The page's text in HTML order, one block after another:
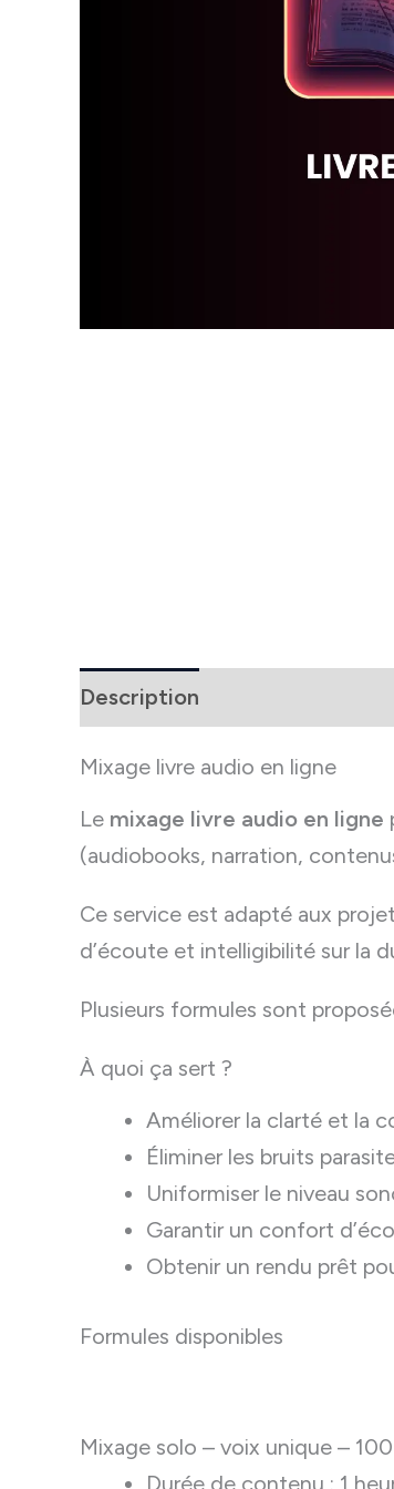
Description
Mixage livre audio en ligne
Le mixage livre audio en ligne
(audiobooks, narration,
Ce service est adapté aux
d’écoute et intelligibilité sur la
Plusieurs formules sont
À quoi ça sert ?
Améliorer la clarté et la
Éliminer les bruits
Uniformiser le niveau
Garantir un confort
Obtenir un rendu prêt
Formules disponibles
Mixage solo – voix unique –